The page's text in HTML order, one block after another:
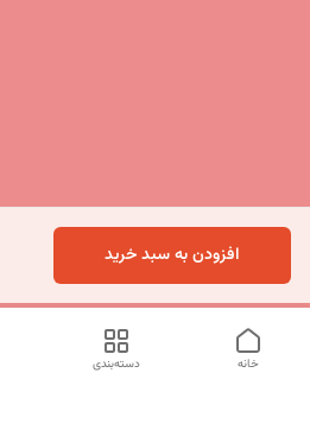
افزودن به سبد خرید
دسته‌بندی خانه